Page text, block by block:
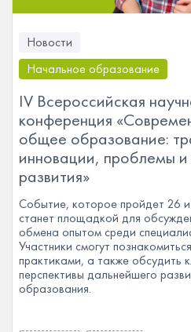
Новости
Начальное образование
IV Всероссийская
конференция
общее образование:
инновации, проблемы и
развития»
Событие, которое пройдет 26
станет площадкой для
обмена опытом среди
Участники смогут
практиками, а также обсудить
перспективы дальнейшего
образования.